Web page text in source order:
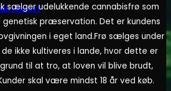
sælger udelukkende cannabisfrø som
præservation. Det er kundens
i eget land.Frø sælges under
ikke kultiveres i lande, hvor dette er
til at tro, at loven vil blive brudt,
skal være mindst 18 år ved køb.